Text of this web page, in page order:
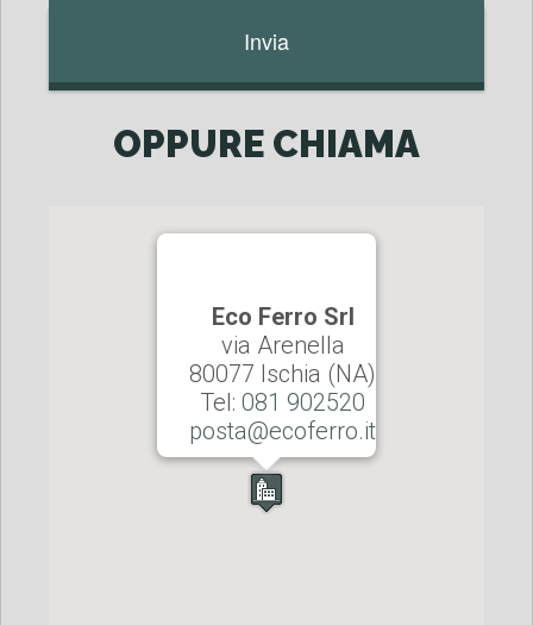
OPPURE CHIAMA
Eco Ferro Srl
via Arenella
80077 Ischia (NA)
Tel: 081 902520
posta@ecoferro.it